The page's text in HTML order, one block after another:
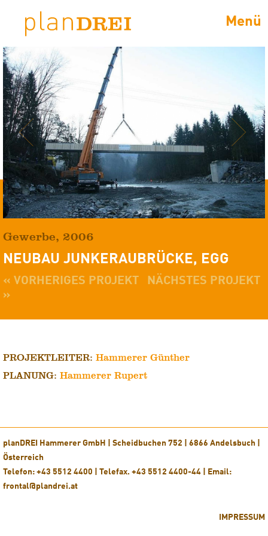
Menü
Previous Next
Gewerbe, 2006
NEUBAU JUNKERAUBRÜCKE, EGG
« VORHERIGES PROJEKT
NÄCHSTES PROJEKT
»
PROJEKTLEITER: Hammerer Günther
PLANUNG: Hammerer Rupert
planDREI Hammerer GmbH | Scheidbuchen 752 | 6866 Andelsbuch |
Österreich
Telefon: +43 5512 4400 | Telefax. +43 5512 4400-44 | Email:
frontal@plandrei.at
IMPRESSUM